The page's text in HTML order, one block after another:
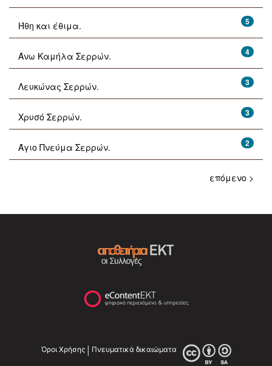
5
Ήθη και έθιμα.
4
Άνω Καμήλα Σερρών.
3
Λευκώνας Σερρών.
3
Χρυσό Σερρών.
2
Άγιο Πνεύμα Σερρών.
επόμενο >